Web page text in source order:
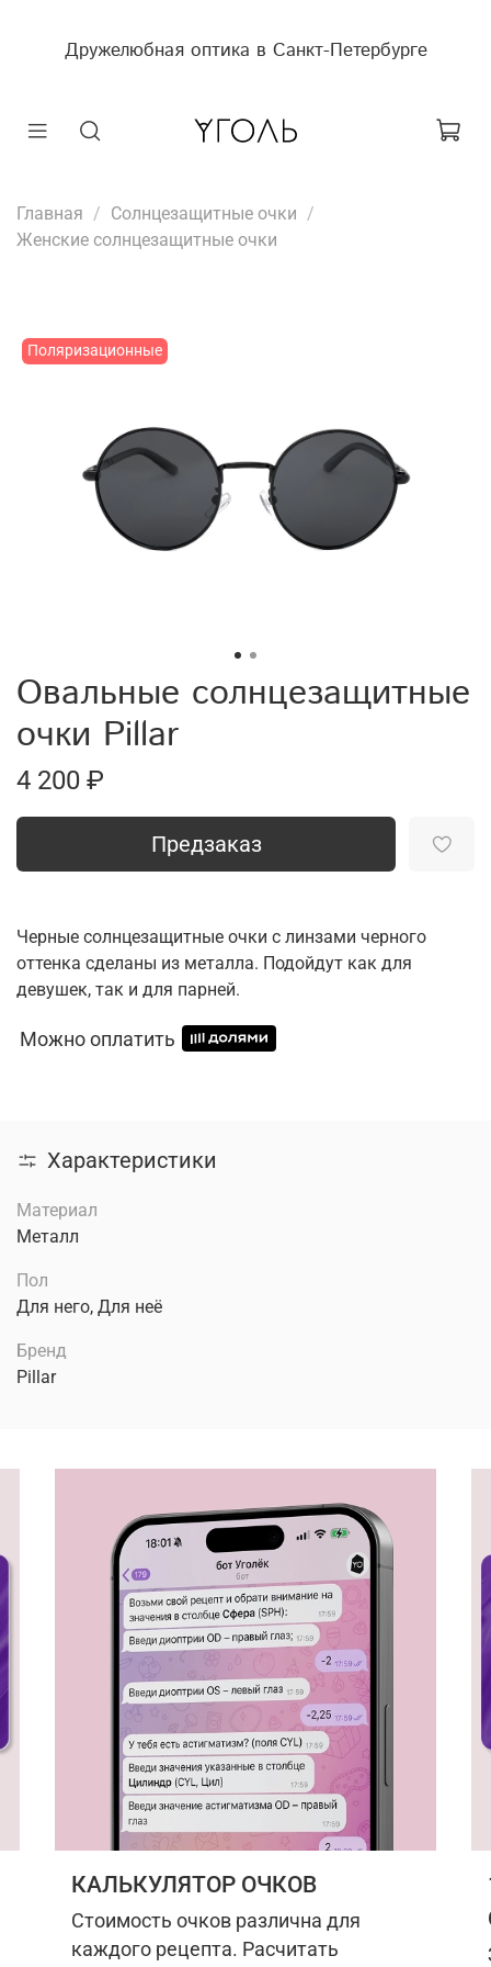
Дружелюбная оптика в Санкт-Петербурге
Главная
Солнцезащитные очки
Женские солнцезащитные очки
Поляризационные
Овальные солнцезащитные
очки Pillar
4 200 ₽
Предзаказ
Черные солнцезащитные очки с линзами черного
оттенка сделаны из металла. Подойдут как для
девушек, так и для парней.
Можно оплатить
Характеристики
Материал
Металл
Пол
Для него, Для неё
Бренд
Pillar
КАЛЬКУЛЯТОР ОЧКОВ
Стоимость очков различна для
каждого рецепта. Расчитать